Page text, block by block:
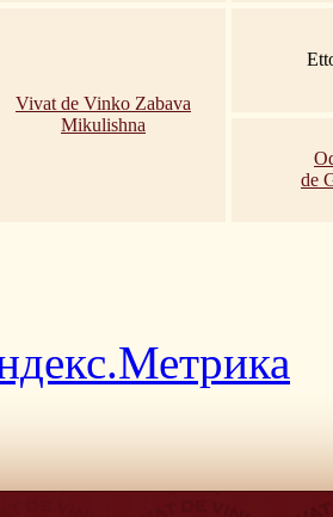
Vivat de Vinko Zabava
Mikulishna
de